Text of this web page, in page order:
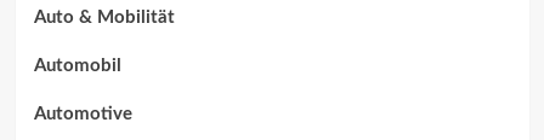
Auto & Mobilität
Automobil
Automotive